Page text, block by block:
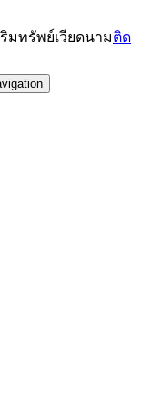
มทรัพย์เวียดนามติด